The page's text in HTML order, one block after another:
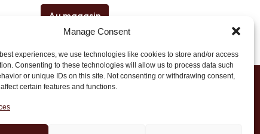
Manage Consent
experiences, we use technologies like cookies to store and/or access
Consenting to these technologies will allow us to process data such
or unique IDs on this site. Not consenting or withdrawing consent,
certain features and functions.
Au magasin
45 39